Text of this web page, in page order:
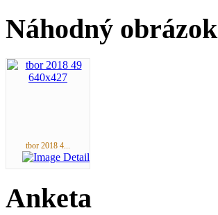
Náhodný obrázok
tbor 2018 4...
Anketa